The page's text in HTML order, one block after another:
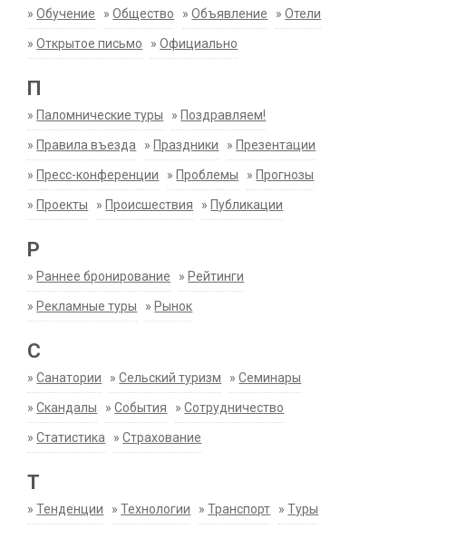
»Обучение »Общество »Объявление »Отели
»Открытое письмо »Официально
П
» Паломнические туры » Поздравляем!
» Правила въезда » Праздники » Презентации
» Пресс-конференции » Проблемы » Прогнозы
» Проекты » Происшествия » Публикации
Р
» Раннее бронирование » Рейтинги
» Рекламные туры » Рынок
С
»Санатории »Сельский туризм »Семинары
»Скандалы »События »Сотрудничество
»Статистика »Страхование
Т
»Тенденции »Технологии »Транспорт »Туры